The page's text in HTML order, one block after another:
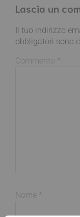
Lascia un
Il tuo indirizzo
obbligatori sono
Commento *
Nome *